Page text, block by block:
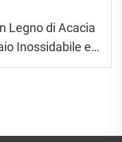
Legno di Acacia
Inossidabile e